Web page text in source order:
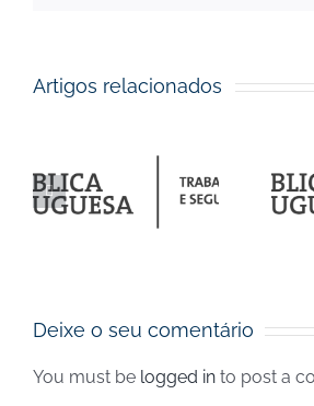
Artigos relacionados
Execução
Segurança
Social de
2024 –
Notícias
Deixe o seu comentário
You must be logged in to post a